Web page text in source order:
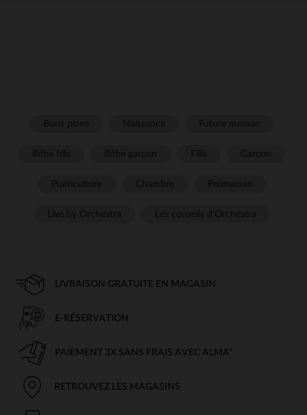
LIVRAISON GRATUITE EN MAGASIN
E-RÉSERVATION
PAIEMENT 3X SANS FRAIS AVEC ALMA*
RETROUVEZ LES MAGASINS